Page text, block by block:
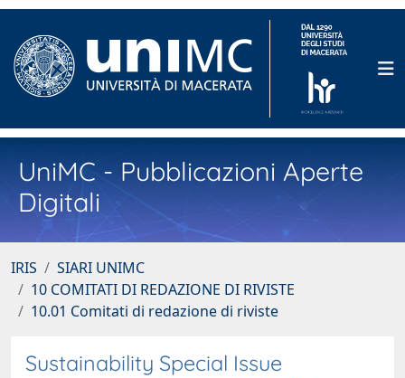
UniMC - Pubblicazioni Aperte
Digitali
IRIS
SIARI UNIMC
10 COMITATI DI REDAZIONE DI RIVISTE
10.01 Comitati di redazione di riviste
Sustainability Special Issue